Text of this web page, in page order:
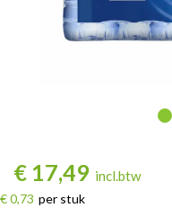
€ 17,49 incl.btw
€ 0,73 per stuk